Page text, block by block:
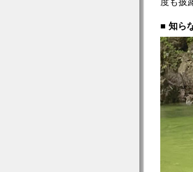
■ 知ら